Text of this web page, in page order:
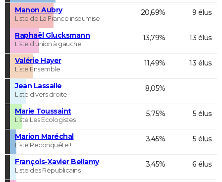
Manon Aubry
Liste de La France insoumise
20,69% 9 élus
Raphaël Glucksmann
Liste d'union à gauche
13,79% 13 élus
Valérie Hayer
Liste Ensemble
11,49% 13 élus
Jean Lassalle
Liste divers droite
8,05%
Marie Toussaint
Liste Les Ecologistes
5,75% 5 élus
Marion Maréchal
Liste Reconquête !
3,45% 5 élus
François-Xavier Bellamy
Liste des Républicains
3,45% 6 élus